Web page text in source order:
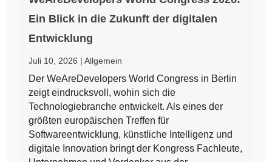
Ein Blick in die Zukunft der digitalen
Entwicklung
Juli 10, 2026 |Allgemein
Der WeAreDevelopers World Congress in Berlin
zeigt eindrucksvoll, wohin sich die
Technologiebranche entwickelt. Als eines der
größten europäischen Treffen für
Softwareentwicklung, künstliche Intelligenz und
digitale Innovation bringt der Kongress Fachleute,